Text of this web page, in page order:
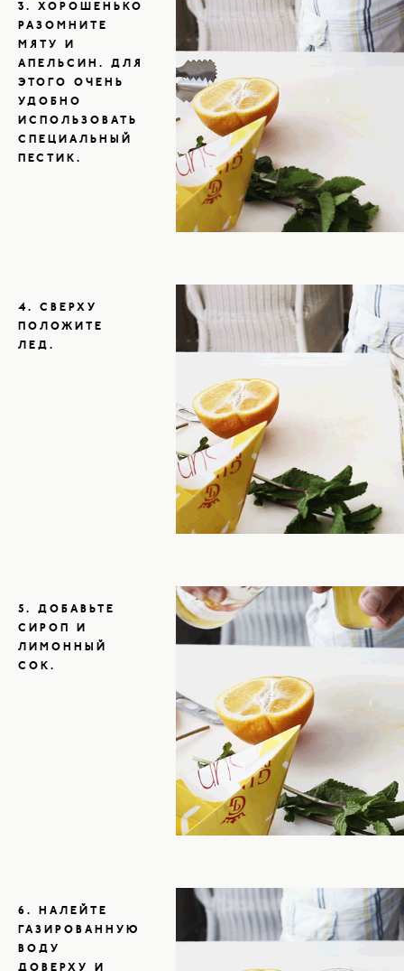
3. ХОРОШЕНЬКО
РАЗОМНИТЕ
МЯТУ И
АПЕЛЬСИН. ДЛЯ
ЭТОГО ОЧЕНЬ
УДОБНО
ИСПОЛЬЗОВАТЬ
СПЕЦИАЛЬНЫЙ
ПЕСТИК.
4. СВЕРХУ
ПОЛОЖИТЕ
ЛЕД.
5. ДОБАВЬТЕ
СИРОП И
ЛИМОННЫЙ
СОК.
6. НАЛЕЙТЕ
ГАЗИРОВАННУЮ
ВОДУ
ДОВЕРХУ И